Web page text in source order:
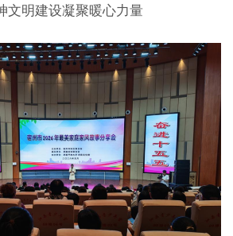
文明建设凝聚暖心力量